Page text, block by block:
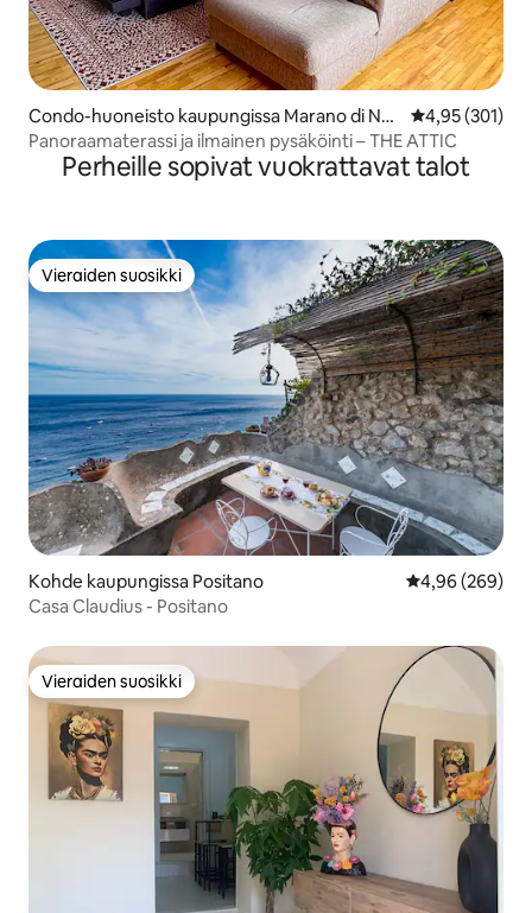
Condo-huoneisto kaupungissa Marano di Nap
oli
4,95 (301)
Panoraamaterassi ja ilmainen pysäköinti – THE ATTIC
Perheille sopivat vuokrattavat talot
Vieraiden suosikki
Vieraiden suosikki
Kohde kaupungissa Positano
4,96 (269)
Casa Claudius - Positano
Vieraiden suosikki
Vieraiden suosikki